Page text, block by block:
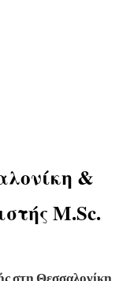
&
M.Sc.
στη Θεσσαλονίκη